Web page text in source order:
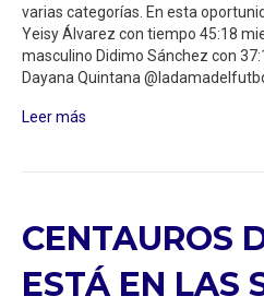
varias categorías. En esta
Yeisy Álvarez con tiempo 45:18
masculino Didimo Sánchez con
Dayana Quintana
Leer más
CENTAUROS
ESTÁ EN LAS